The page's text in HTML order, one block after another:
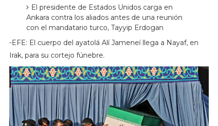
El presidente de Estados Unidos carga en
Ankara contra los aliados antes de una reunión
con el mandatario turco, Tayyip Erdogan
-EFE: El cuerpo del ayatolá Alí Jameneí llega a Nayaf, en
Irak, para su cortejo fúnebre.